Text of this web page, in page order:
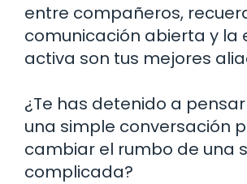
entre compañeros,
comunicación abierta y la
activa son tus mejores
¿Te has detenido a
una simple conversación
cambiar el rumbo de una
complicada?